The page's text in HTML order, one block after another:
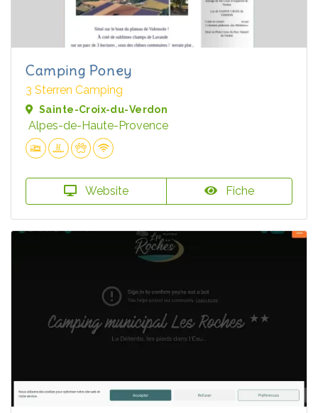
Camping Poney
3 Sterren Camping
Sainte-Croix-du-Verdon
Alpes-de-Haute-Provence
Website Fiche